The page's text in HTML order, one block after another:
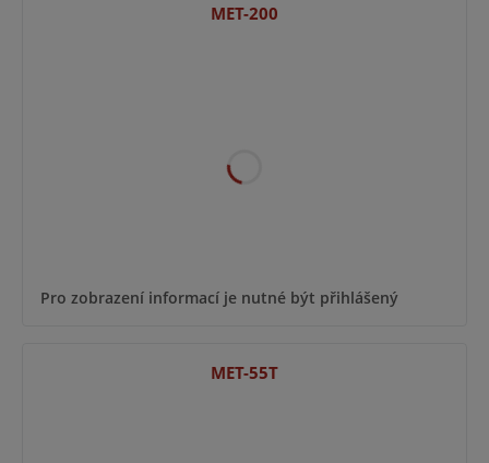
MET-200
Pro zobrazení informací je nutné být přihlášený
MET-55T